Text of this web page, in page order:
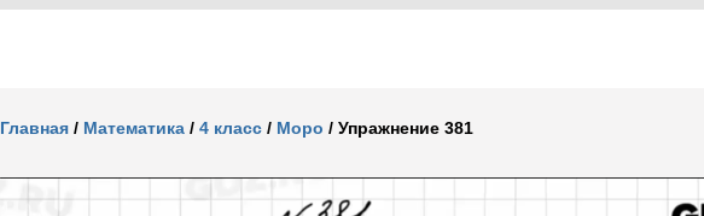
Главная / Математика / 4 класс / Моро / Упражнение 381